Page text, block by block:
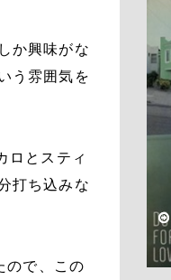
か興味がな
う雰囲気を
ロとスティ
打ち込みな
ので、この